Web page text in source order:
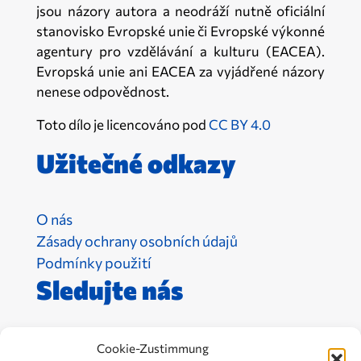
Cookie-Zustimmung
jsou názory autora a neodráží nutně oficiální
stanovisko Evropské unie či Evropské výkonné
agentury pro vzdělávání a kulturu (EACEA).
Evropská unie ani EACEA za vyjádřené názory
nenese odpovědnost.
Toto dílo je licencováno podCC BY 4.0
Užitečné odkazy
O nás
Zásady ochrany osobních údajů
Podmínky použití
Sledujte nás